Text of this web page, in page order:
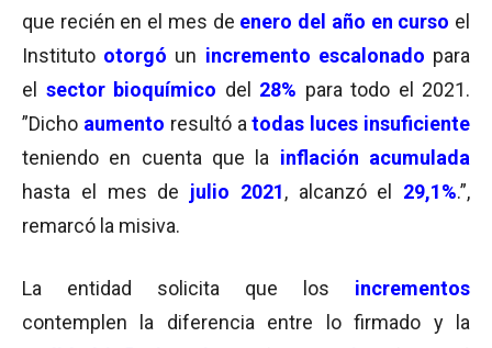
que recién en el mes de enero del año en curso el
Instituto otorgó un incremento escalonado para
el sector bioquímico del 28% para todo el 2021.
”Dicho aumento resultó a todas luces insuficiente
teniendo en cuenta que la inflación acumulada
hasta el mes de julio 2021, alcanzó el 29,1%.”,
remarcó la misiva.
La entidad solicita que los incrementos
contemplen la diferencia entre lo firmado y la